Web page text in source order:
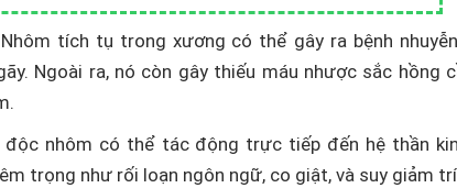
Nhôm tích tụ trong xương có thể gây ra bệnh
Ngoài ra, nó còn gây thiếu máu nhược sắc hồng
độc nhôm có thể tác động trực tiếp đến hệ thần
trọng như rối loạn ngôn ngữ, co giật, và suy giảm